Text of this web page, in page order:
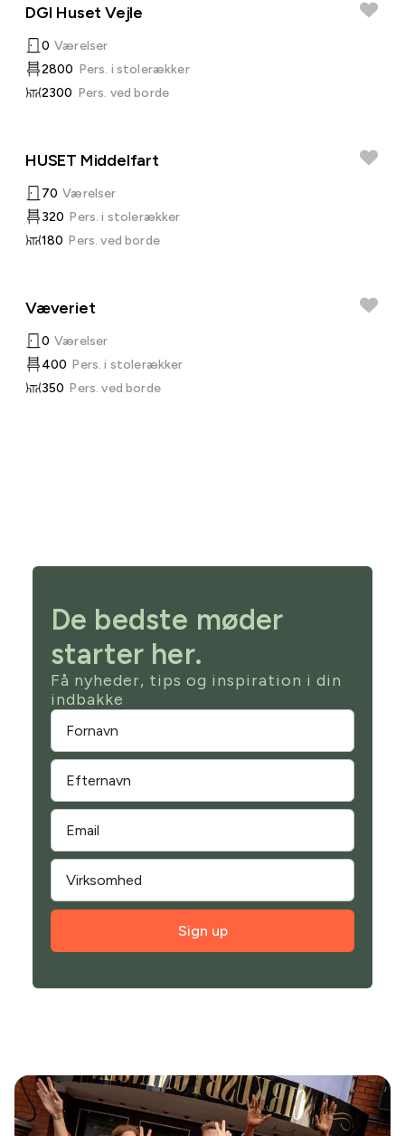
DGI Huset Vejle
0 Værelser
2800 Pers. i stolerækker
2300 Pers. ved borde
HUSET Middelfart
70 Værelser
320 Pers. i stolerækker
180 Pers. ved borde
Væveriet
0 Værelser
400 Pers. i stolerækker
350 Pers. ved borde
De bedste møder
starter her.
Få nyheder, tips og inspiration i din
indbakke
Sign up